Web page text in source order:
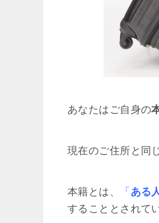
あなたはご自身の
現在のご住所と同
本籍とは、 「 ある
することとされて